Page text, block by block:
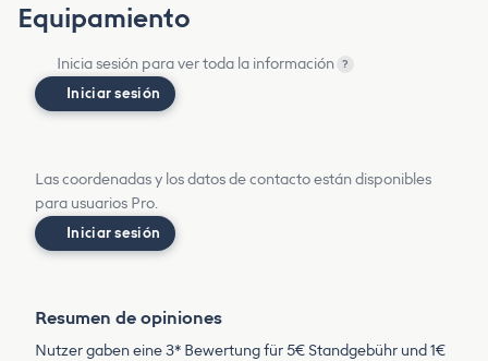
Equipamiento
Inicia sesión para ver toda la información ?
Iniciar sesión
Las coordenadas y los datos de contacto están disponibles
para usuarios Pro.
Iniciar sesión
Resumen de opiniones
Nutzer gaben eine 3* Bewertung für 5€ Standgebühr und 1€